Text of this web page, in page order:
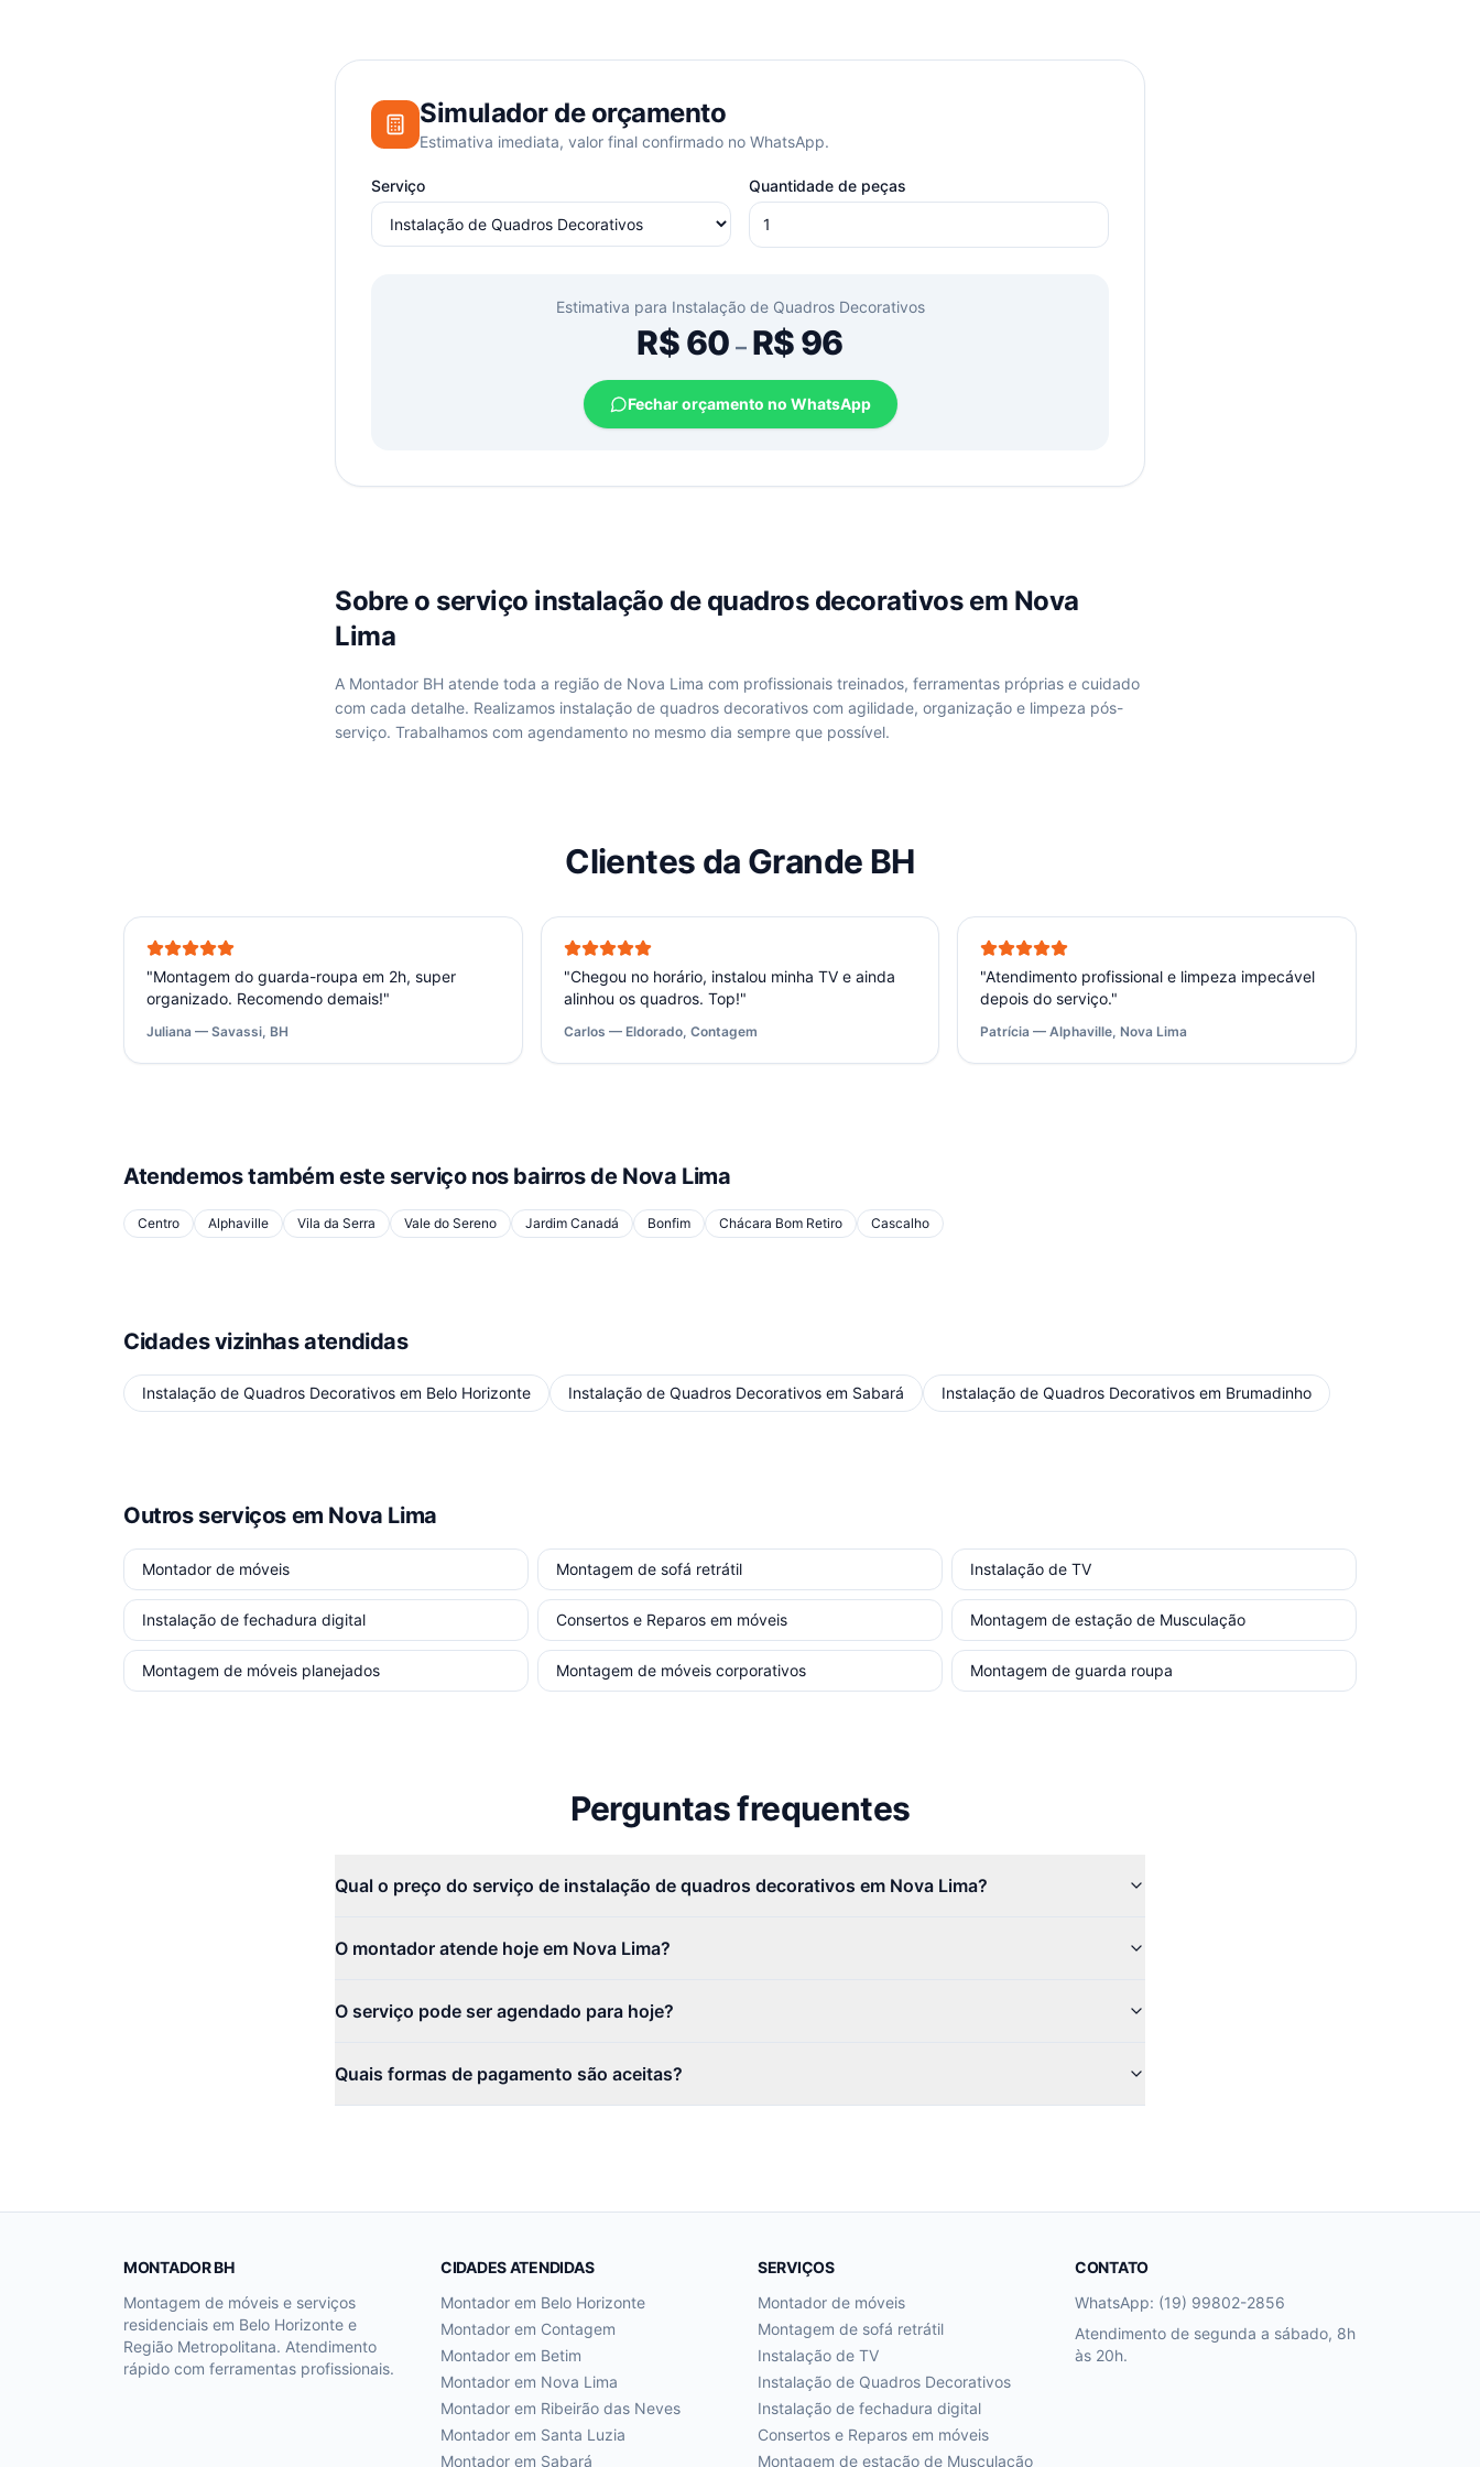
Simulador de orçamento
Estimativa imediata, valor final confirmado no WhatsApp.
Serviço Quantidade de peças
Estimativa para Instalação de Quadros Decorativos
R$60 –R$96
Fechar orçamento no WhatsApp
Sobre o serviço instalação de quadros decorativosem Nova
Lima
A Montador BH atende toda a região de Nova Lima com profissionais treinados, ferramentas próprias e cuidado
com cada detalhe. Realizamos instalação de quadros decorativos com agilidade, organização e limpeza pós-
serviço. Trabalhamos com agendamento no mesmo dia sempre que possível.
Clientes da Grande BH
"Montagem do guarda-roupa em 2h, super
organizado. Recomendo demais!"
Juliana — Savassi, BH
"Chegou no horário, instalou minha TV e ainda
alinhou os quadros. Top!"
Carlos — Eldorado, Contagem
"Atendimento profissional e limpeza impecável
depois do serviço."
Patrícia — Alphaville, Nova Lima
Atendemos também este serviço nos bairros de Nova Lima
Centro Alphaville Vila da Serra Vale do Sereno Jardim Canadá Bonfim Chácara Bom Retiro Cascalho
Cidades vizinhas atendidas
Instalação de Quadros Decorativos em Belo Horizonte Instalação de Quadros Decorativos em Sabará Instalação de Quadros Decorativos em Brumadinho
Outros serviços em Nova Lima
Montador de móveis Montagem de sofá retrátil Instalação de TV
Instalação de fechadura digital Consertos e Reparos em móveis Montagem de estação de Musculação
Montagem de móveis planejados Montagem de móveis corporativos Montagem de guarda roupa
Perguntas frequentes
Qual o preço do serviço de instalação de quadros decorativos em Nova Lima?
O montador atende hoje em Nova Lima?
O serviço pode ser agendado para hoje?
Quais formas de pagamento são aceitas?
MONTADOR BH
Montagem de móveis e serviços
residenciais em Belo Horizonte e
Região Metropolitana. Atendimento
rápido com ferramentas profissionais.
CIDADES ATENDIDAS
Montador em Belo Horizonte
Montador em Contagem
Montador em Betim
Montador em Nova Lima
Montador em Ribeirão das Neves
Montador em Santa Luzia
Montador em Sabará
SERVIÇOS
Montador de móveis
Montagem de sofá retrátil
Instalação de TV
Instalação de Quadros Decorativos
Instalação de fechadura digital
Consertos e Reparos em móveis
Montagem de estação de Musculação
CONTATO
WhatsApp: (19) 99802-2856
Atendimento de segunda a sábado, 8h
às 20h.